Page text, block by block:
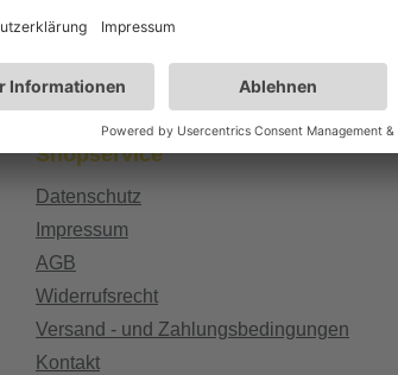
Shopservice
Datenschutz
Impressum
AGB
Widerrufsrecht
Versand - und Zahlungsbedingungen
Kontakt